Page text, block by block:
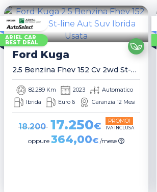
ARIEL CAR
BEST DEAL
Ford Kuga
2.5 Benzina Fhev 152 Cv 2wd St-Line Aut Suv
82.289 Km 2023
Automatico
Ibrida
Euro 6 Garanzia 12 Mesi
18.200 17.250€ PROMO!
IVA INCLUSA
oppure 364,00€ /mese